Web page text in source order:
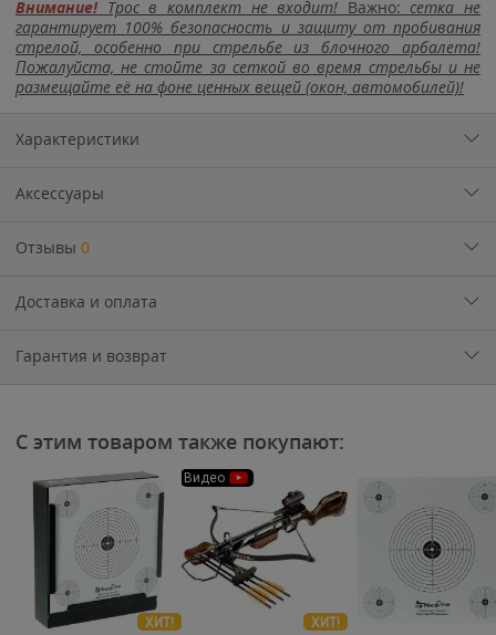
Внимание!Трос в комплект не входит! Важно: сетка не
гарантирует 100% безопасность и защиту от пробивания
стрелой, особенно при стрельбе из блочного арбалета!
Пожалуйста, не стойте за сеткой во время стрельбы и не
размещайте её на фоне ценных вещей (окон, автомобилей)!
Характеристики
Аксессуары
Отзывы 0
Доставка и оплата
Гарантия и возврат
С этим товаром также покупают:
ХИТ!
Видео
ХИТ!